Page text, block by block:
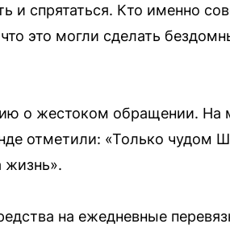
и спрятаться. Кто именно
это могли сделать
о жестоком обращении. На
отметили: «Только чудом
жизнь».
на ежедневные